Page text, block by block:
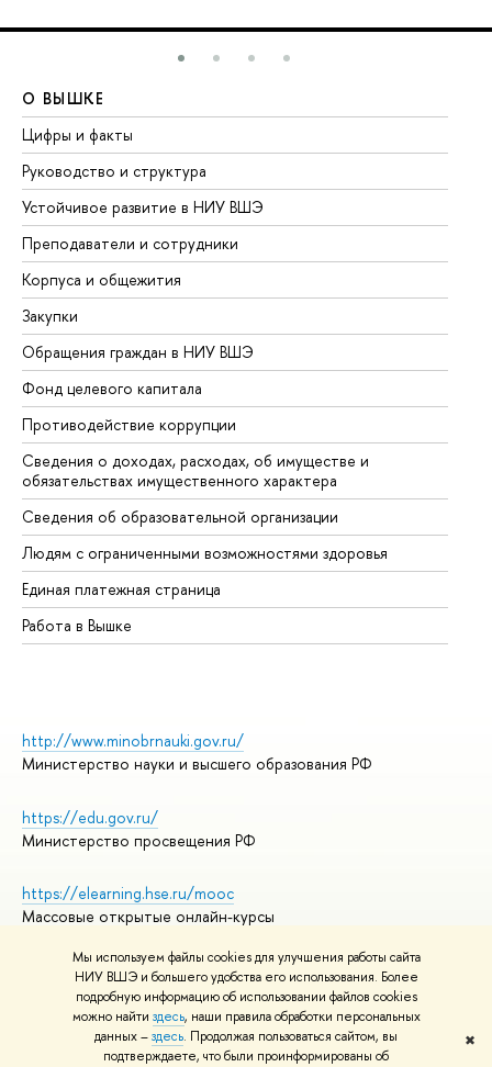
Мы используем файлы cookies для улучшения работы сайта
НИУ ВШЭ и большего удобства его использования. Более
подробную информацию об использовании файлов cookies
можно найти здесь, наши правила обработки персональных
данных –здесь. Продолжая пользоваться сайтом, вы
подтверждаете, что были проинформированы об
✖
О ВЫШКЕ
Цифры и факты
Руководство и структура
Устойчивое развитие в НИУ ВШЭ
Преподаватели и сотрудники
Корпуса и общежития
Закупки
Обращения граждан в НИУ ВШЭ
Фонд целевого капитала
Противодействие коррупции
Сведения о доходах, расходах, об имуществе и
обязательствах имущественного характера
Сведения об образовательной организации
Людям с ограниченными возможностями здоровья
Единая платежная страница
Работа в Вышке
http://www.minobrnauki.gov.ru/
Министерство науки и высшего образования РФ
https://edu.gov.ru/
Министерство просвещения РФ
https://elearning.hse.ru/mooc
Массовые открытые онлайн-курсы
© НИУ ВШЭ 1993–2026
Адреса и контакты
Условия использования материалов
Политика конфиденциальности